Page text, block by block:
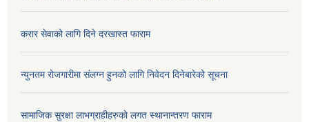
करार सेवाको लागि दिने दरखास्त फाराम
न्युनतम रोजगारीमा संलग्न हुनको लागि निवेदन दिनेबारेको सूचना
सामाजिक सुरक्षा लाभग्राहीहरुको लगत स्थानान्तरण फाराम